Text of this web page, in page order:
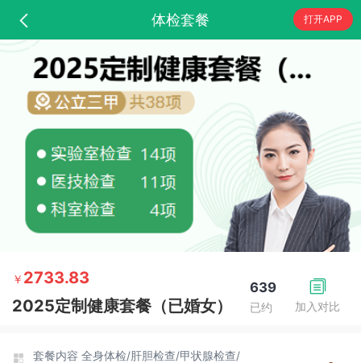
体检套餐 打开APP
加入对比
639
已约
￥ 2733.83
2025定制健康套餐（已婚女）
套餐内容 全身体检/肝胆检查/甲状腺检查/